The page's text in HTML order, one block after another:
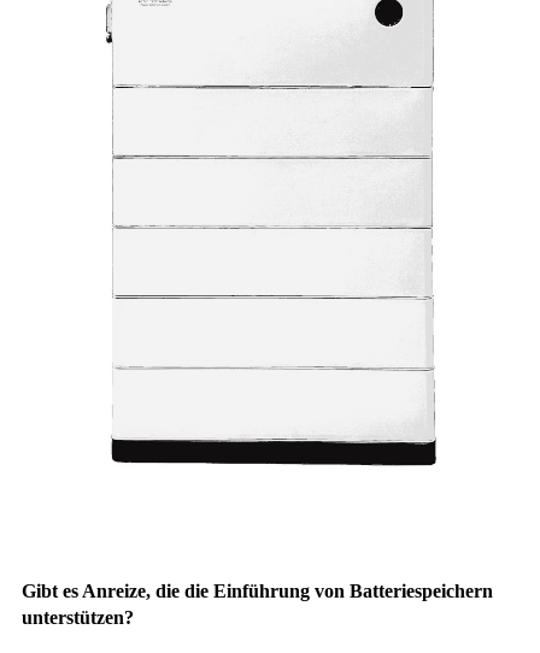
Gibt es Anreize, die die Einführung von Batteriespeichern
unterstützen?